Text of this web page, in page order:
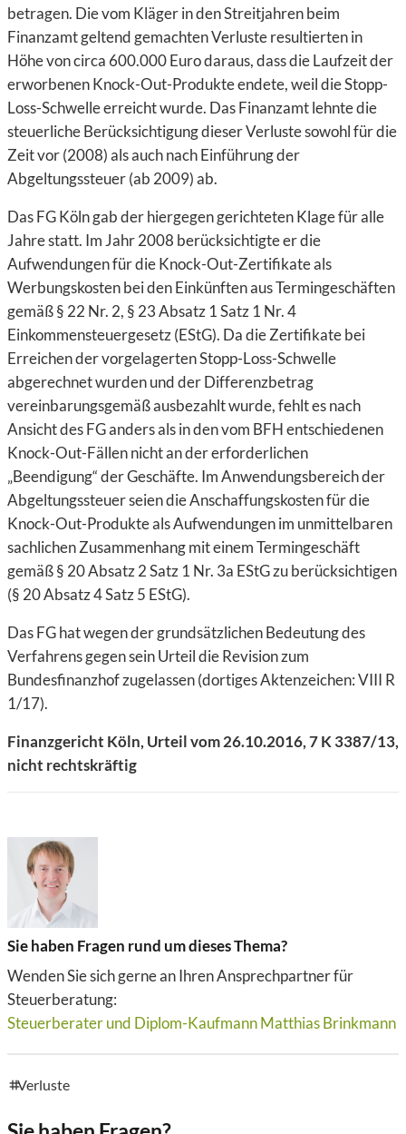
betragen. Die vom Kläger in den Streitjahren beim
Finanzamt geltend gemachten Verluste resultierten in
Höhe von circa 600.000 Euro daraus, dass die Laufzeit der
erworbenen Knock-Out-Produkte endete, weil die Stopp-
Loss-Schwelle erreicht wurde. Das Finanzamt lehnte die
steuerliche Berücksichtigung dieser Verluste sowohl für die
Zeit vor (2008) als auch nach Einführung der
Abgeltungssteuer (ab 2009) ab.
Das FG Köln gab der hiergegen gerichteten Klage für alle
Jahre statt. Im Jahr 2008 berücksichtigte er die
Aufwendungen für die Knock-Out-Zertifikate als
Werbungskosten bei den Einkünften aus Termingeschäften
gemäß § 22 Nr. 2, § 23 Absatz 1 Satz 1 Nr. 4
Einkommensteuergesetz (EStG). Da die Zertifikate bei
Erreichen der vorgelagerten Stopp-Loss-Schwelle
abgerechnet wurden und der Differenzbetrag
vereinbarungsgemäß ausbezahlt wurde, fehlt es nach
Ansicht des FG anders als in den vom BFH entschiedenen
Knock-Out-Fällen nicht an der erforderlichen
„Beendigung“ der Geschäfte. Im Anwendungsbereich der
Abgeltungssteuer seien die Anschaffungskosten für die
Knock-Out-Produkte als Aufwendungen im unmittelbaren
sachlichen Zusammenhang mit einem Termingeschäft
gemäß § 20 Absatz 2 Satz 1 Nr. 3a EStG zu berücksichtigen
(§ 20 Absatz 4 Satz 5 EStG).
Das FG hat wegen der grundsätzlichen Bedeutung des
Verfahrens gegen sein Urteil die Revision zum
Bundesfinanzhof zugelassen (dortiges Aktenzeichen: VIII R
1/17).
Finanzgericht Köln, Urteil vom 26.10.2016, 7 K 3387/13,
nicht rechtskräftig
Sie haben Fragen rund um dieses Thema?
Wenden Sie sich gerne an Ihren Ansprechpartner für
Steuerberatung:
Steuerberater und Diplom-Kaufmann Matthias Brinkmann
tags
Verluste